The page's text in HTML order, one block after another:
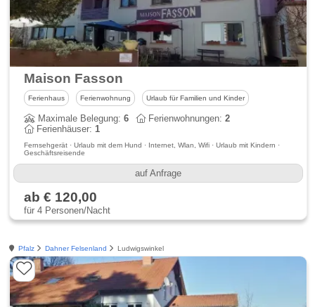
Maison Fasson
Ferienhaus Ferienwohnung Urlaub für Familien und Kinder
Maximale Belegung:6 Ferienwohnungen:2
Ferienhäuser:1
Fernsehgerät · Urlaub mit dem Hund · Internet, Wlan, Wifi · Urlaub mit Kindern ·
Geschäftsreisende
auf Anfrage
ab € 120,00
für 4 Personen/Nacht
Pfalz Dahner Felsenland Ludwigswinkel